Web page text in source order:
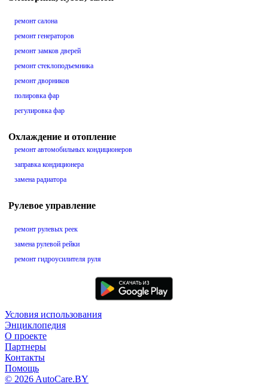
ремонт салона
ремонт генераторов
ремонт замков дверей
ремонт стеклоподъемника
ремонт дворников
полировка фар
регулировка фар
Охлаждение и отопление
ремонт автомобильных кондиционеров
заправка кондиционера
замена радиатора
Рулевое управление
ремонт рулевых реек
замена рулевой рейки
ремонт гидроусилителя руля
Условия использования
Энциклопедия
О проекте
Партнеры
Контакты
Помощь
© 2026 AutoCare.BY